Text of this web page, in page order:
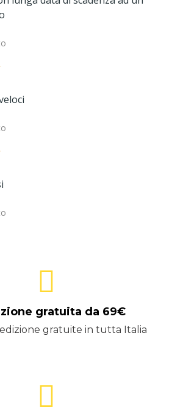
gratuita da 69€
gratuite in tutta Italia